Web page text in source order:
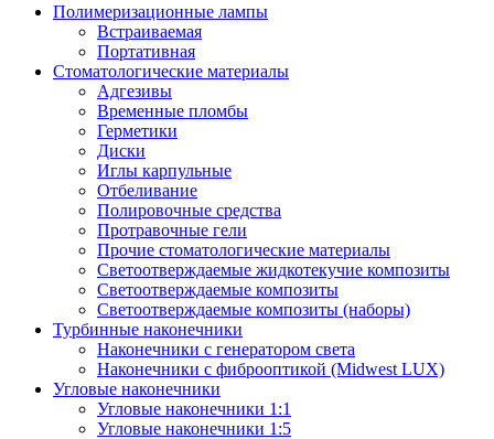
Полимеризационные лампы
Встраиваемая
Портативная
Стоматологические материалы
Адгезивы
Временные пломбы
Герметики
Диски
Иглы карпульные
Отбеливание
Полировочные средства
Протравочные гели
Прочие стоматологические материалы
Светоотверждаемые жидкотекучие композиты
Светоотверждаемые композиты
Светоотверждаемые композиты (наборы)
Турбинные наконечники
Наконечники с генератором света
Наконечники с фиброоптикой (Midwest LUX)
Угловые наконечники
Угловые наконечники 1:1
Угловые наконечники 1:5